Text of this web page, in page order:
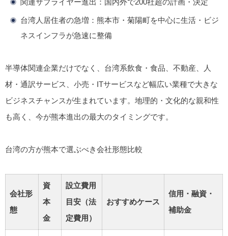
関連サプライヤー進出：国内外で200社超の計画・決定
台湾人居住者の急増：熊本市・菊陽町を中心に生活・ビジ
ネスインフラが急速に整備
半導体関連企業だけでなく、 台湾系飲食・食品、不動産、人
材・通訳サービス、小売・ITサービスなど幅広い業種で大きな
ビジネスチャンスが生まれています。地理的・文化的な親和性
も高く、 今が熊本進出の最大のタイミングです。
台湾の方が熊本で選ぶべき会社形態比較
会社形
態
資
本
金
設立費用
目安（法
定費用）
おすすめケース
信用・融資・
補助金